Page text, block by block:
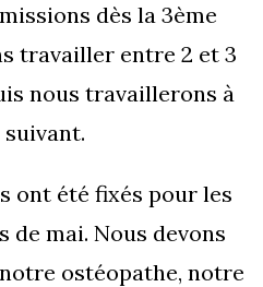
dès la 3ème
travailler entre 2 et 3
nous travaillerons à
ont été fixés pour les
de mai. Nous devons
ostéopathe, notre